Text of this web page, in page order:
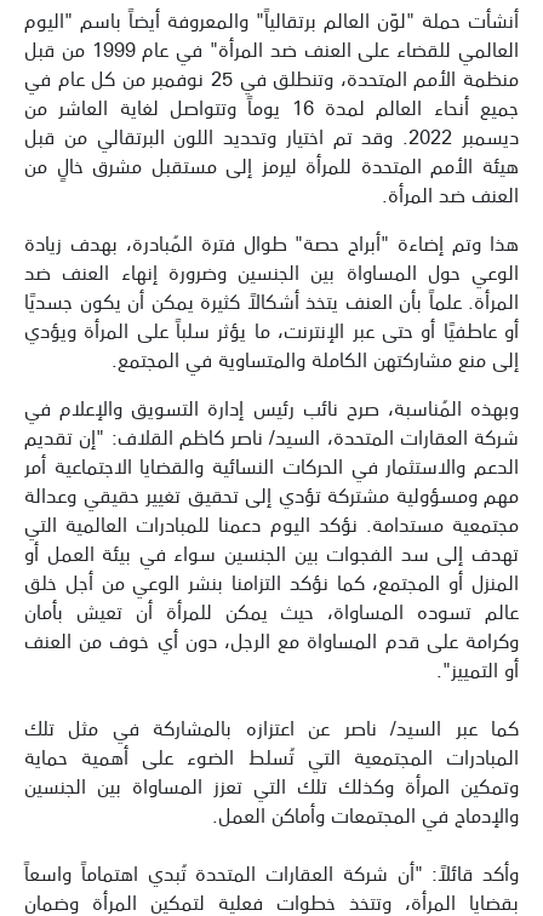
أنشأت حملة "لوّن العالم برتقالياً" والمعروفة أيضاً باسم "اليوم
العالمي للقضاء على العنف ضد المرأة" في عام 1999 من قبل
منظمة الأمم المتحدة، وتنطلق في 25 نوفمبر من كل عام في
جميع أنحاء العالم لمدة 16 يوماً وتتواصل لغاية العاشر من
ديسمبر 2022. وقد تم اختيار وتحديد اللون البرتقالي من قبل
هيئة الأمم المتحدة للمرأة ليرمز إلى مستقبل مشرق خالٍ من
العنف ضد المرأة.
هذا وتم إضاءة "أبراج حصة" طوال فترة المُبادرة، بهدف زيادة
الوعي حول المساواة بين الجنسين وضرورة إنهاء العنف ضد
المرأة. علماً بأن العنف يتخذ أشكالاً كثيرة يمكن أن يكون جسديًا
أو عاطفيًا أو حتى عبر الإنترنت، ما يؤثر سلباً على المرأة ويؤدي
إلى منع مشاركتهن الكاملة والمتساوية في المجتمع.
وبهذه المُناسبة، صرح نائب رئيس إدارة التسويق والإعلام في
شركة العقارات المتحدة، السيد/ ناصر كاظم القلاف: "إن تقديم
الدعم والاستثمار في الحركات النسائية والقضايا الاجتماعية أمر
مهم ومسؤولية مشتركة تؤدي إلى تحقيق تغيير حقيقي وعدالة
مجتمعية مستدامة. نؤكد اليوم دعمنا للمبادرات العالمية التي
تهدف إلى سد الفجوات بين الجنسين سواء في بيئة العمل أو
المنزل أو المجتمع، كما نؤكد التزامنا بنشر الوعي من أجل خلق
عالم تسوده المساواة، حيث يمكن للمرأة أن تعيش بأمان
وكرامة على قدم المساواة مع الرجل، دون أي خوف من العنف
أو التمييز".
كما عبر السيد/ ناصر عن اعتزازه بالمشاركة في مثل تلك
المبادرات المجتمعية التي تُسلط الضوء على أهمية حماية
وتمكين المرأة وكذلك تلك التي تعزز المساواة بين الجنسين
والإدماج في المجتمعات وأماكن العمل.
وأكد قائلاً: "أن شركة العقارات المتحدة تُبدي اهتماماً واسعاً
بقضايا المرأة، وتتخذ خطوات فعلية لتمكين المرأة وضمان